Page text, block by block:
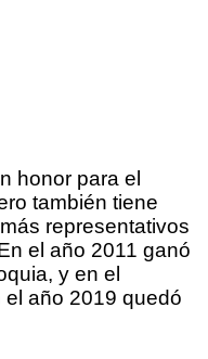
honor para el
también tiene
representativos
el año 2011 ganó
y en el
año 2019 quedó